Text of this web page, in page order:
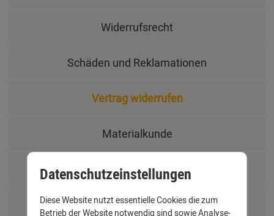
Widerrufsrecht
Schäden und Reklamationen
Vertrag widerrufen
Materialkunde
Fachbegriffe
Jobs
Datenschutzeinstellungen
Diese Website nutzt essentielle Cookies die zum
Betrieb der Website notwendig sind sowie Analyse-